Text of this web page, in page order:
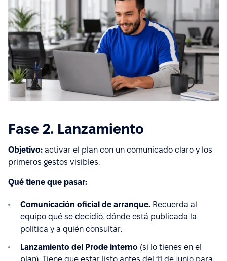
Fase 2. Lanzamiento
Objetivo: activar el plan con un comunicado claro y los
primeros gestos visibles.
Qué tiene que pasar:
Comunicación oficial de arranque. Recuerda al
equipo qué se decidió, dónde está publicada la
política y a quién consultar.
Lanzamiento del Prode interno (si lo tienes en el
plan). Tiene que estar listo antes del 11 de junio para